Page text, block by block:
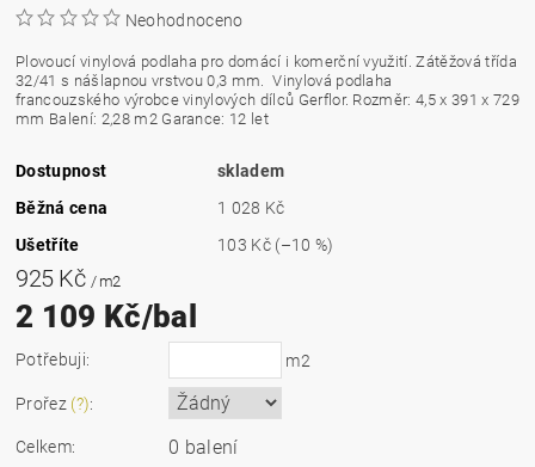
Neohodnoceno
Plovoucí vinylová podlaha pro domácí i komerční využití. Zátěžová třída
32/41 s nášlapnou vrstvou 0,3 mm.
Vinylová podlaha
francouzského výrobce vinylových dílců Gerflor. Rozměr: 4,5 x 391 x 729
mm Balení: 2,28 m2 Garance: 12 let
Dostupnost
skladem
Běžná cena
1 028 Kč
Ušetříte
103 Kč (–10 %)
925 Kč / m2
2 109 Kč/bal
Potřebuji: m2
Prořez (?):
Celkem: 0 balení